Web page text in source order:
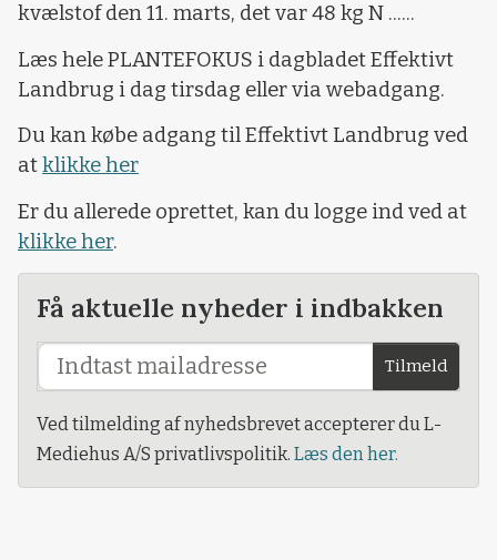
kvælstof den 11. marts, det var 48 kg N ......
Læs hele PLANTEFOKUS i dagbladet Effektivt
Landbrug i dag tirsdag eller via webadgang.
Du kan købe adgang til Effektivt Landbrug ved
atklikke her
Er du allerede oprettet, kan du logge ind ved at
klikke her.
Få aktuelle nyheder i indbakken
Tilmeld
Ved tilmelding af nyhedsbrevet accepterer du L-
Mediehus A/S privatlivspolitik. Læs den her.